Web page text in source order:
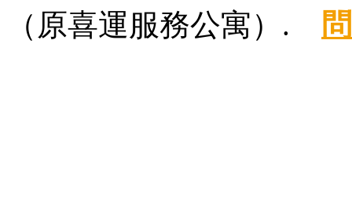
（原喜運服務公寓）.